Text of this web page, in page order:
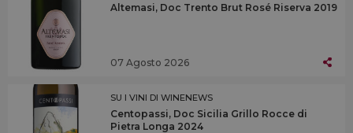
Altemasi, Doc Trento Brut Rosé Riserva 2019
07 Agosto 2026
SU I VINI DI WINENEWS
Centopassi, Doc Sicilia Grillo Rocce di
Pietra Longa 2024